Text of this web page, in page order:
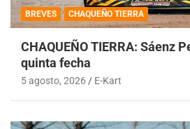
BREVES CHAQUEÑO TIERRA
CHAQUEÑO TIERRA: Sáenz
quinta fecha
5 agosto, 2026 E-Kart